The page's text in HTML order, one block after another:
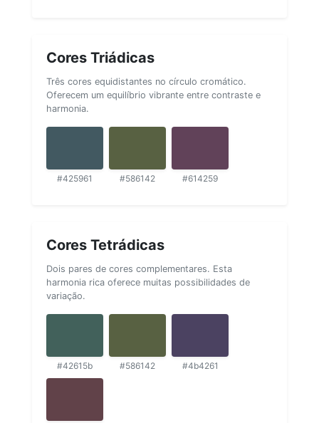
Cores Triádicas
Três cores equidistantes no círculo cromático.
Oferecem um equilíbrio vibrante entre contraste e
harmonia.
#425961 #586142 #614259
Cores Tetrádicas
Dois pares de cores complementares. Esta
harmonia rica oferece muitas possibilidades de
variação.
#42615b #586142 #4b4261